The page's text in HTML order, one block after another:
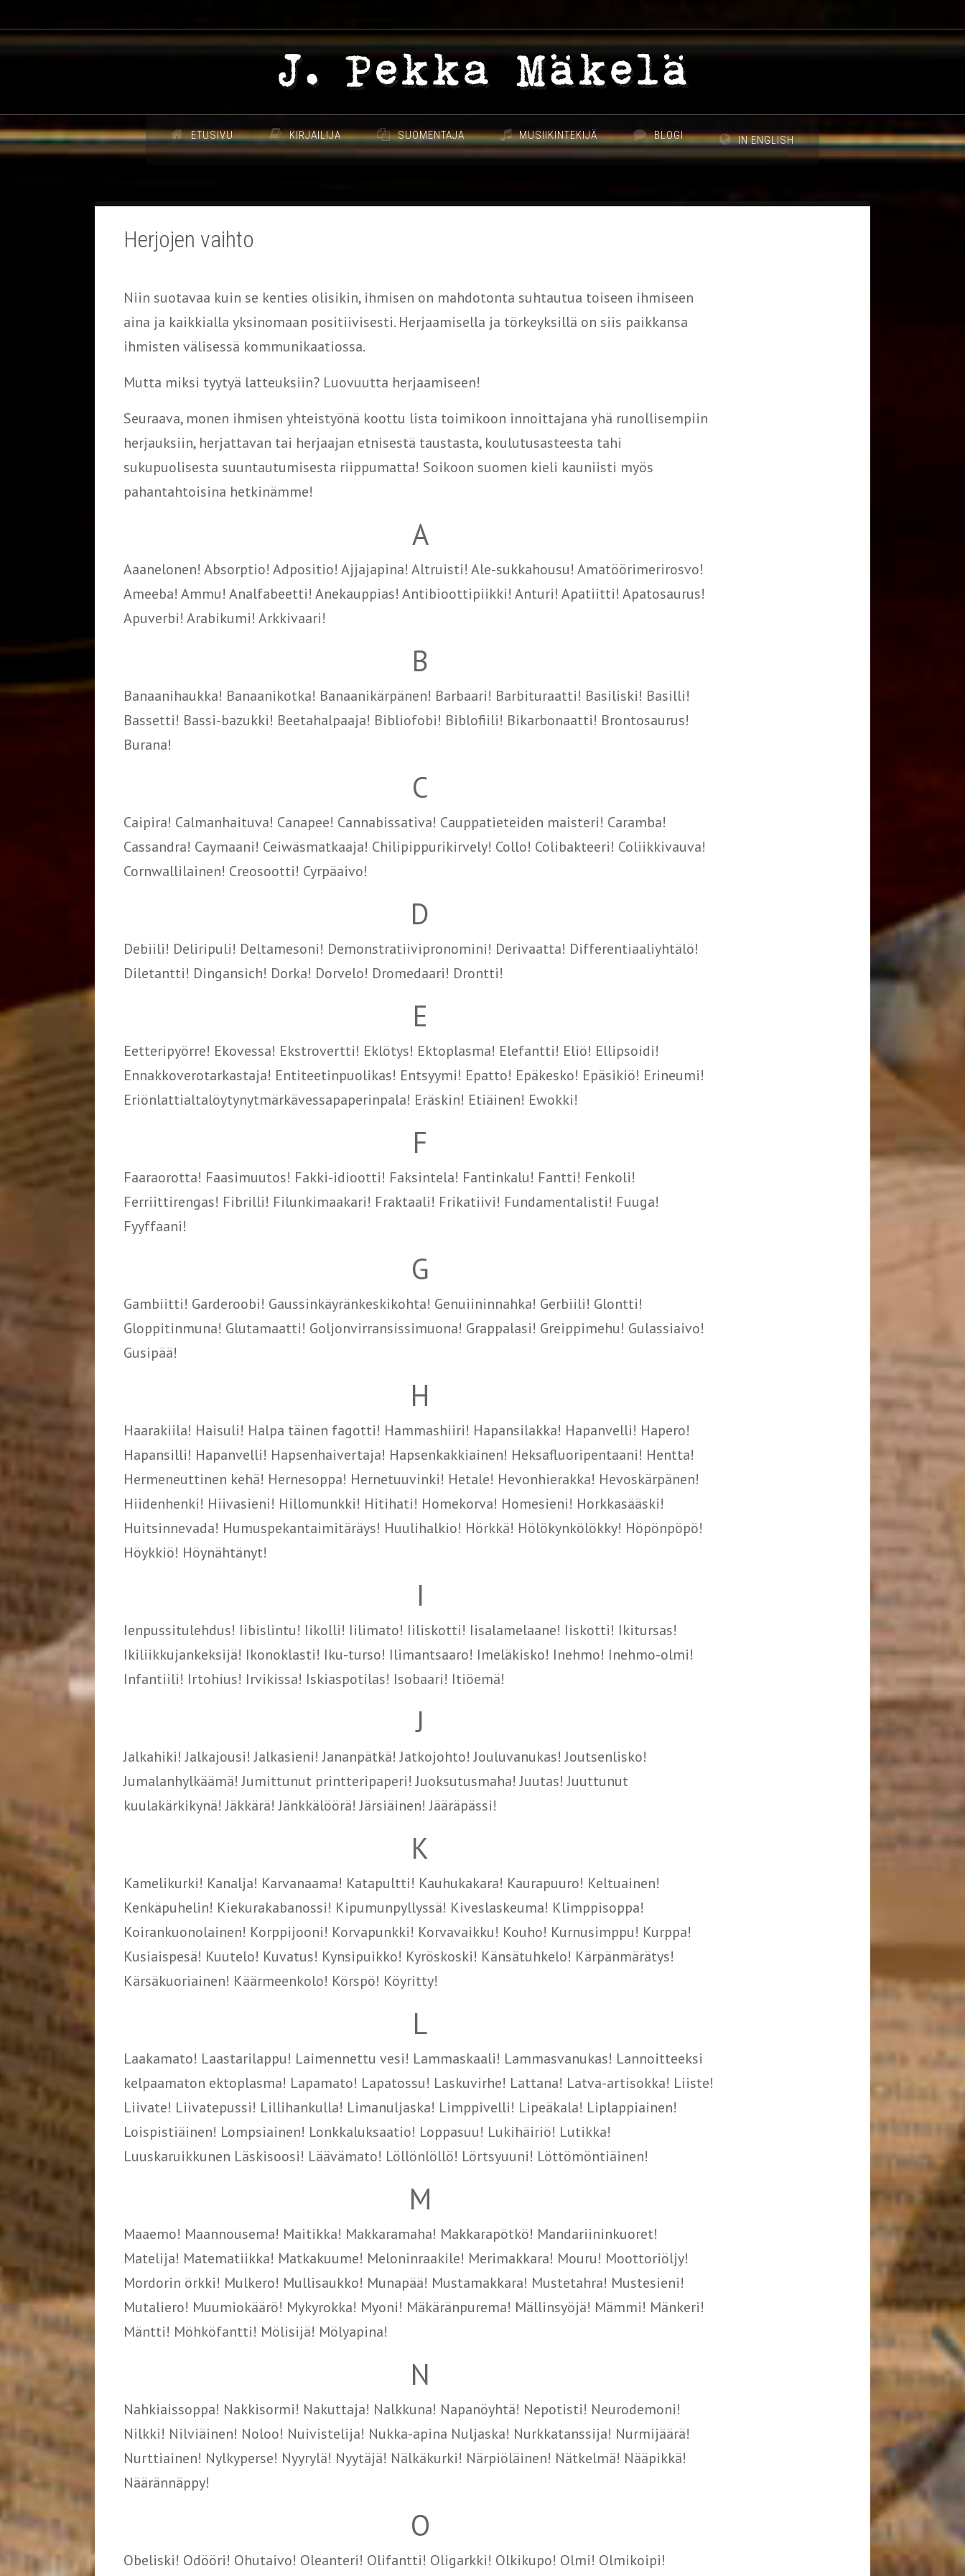
ETUSIVU KIRJAILIJA SUOMENTAJA MUSIIKINTEKIJÄ BLOGI IN ENGLISH
Herjojen vaihto
Niin suotavaa kuin se kenties olisikin, ihmisen on mahdotonta suhtautua toiseen ihmiseen
aina ja kaikkialla yksinomaan positiivisesti. Herjaamisella ja törkeyksillä on siis paikkansa
ihmisten välisessä kommunikaatiossa.
Mutta miksi tyytyä latteuksiin? Luovuutta herjaamiseen!
Seuraava, monen ihmisen yhteistyönä koottu lista toimikoon innoittajana yhä runollisempiin
herjauksiin, herjattavan tai herjaajan etnisestä taustasta, koulutusasteesta tahi
sukupuolisesta suuntautumisesta riippumatta! Soikoon suomen kieli kauniisti myös
pahantahtoisina hetkinämme!
A
Aaanelonen! Absorptio! Adpositio! Ajjajapina! Altruisti! Ale-sukkahousu! Amatöörimerirosvo!
Ameeba! Ammu! Analfabeetti! Anekauppias! Antibioottipiikki! Anturi! Apatiitti! Apatosaurus!
Apuverbi! Arabikumi! Arkkivaari!
B
Banaanihaukka! Banaanikotka! Banaanikärpänen! Barbaari! Barbituraatti! Basiliski! Basilli!
Bassetti! Bassi-bazukki! Beetahalpaaja! Bibliofobi! Biblofiili! Bikarbonaatti! Brontosaurus!
Burana!
C
Caipira! Calmanhaituva! Canapee! Cannabissativa! Cauppatieteiden maisteri! Caramba!
Cassandra! Caymaani! Ceiwäsmatkaaja! Chilipippurikirvely! Collo! Colibakteeri! Coliikkivauva!
Cornwallilainen! Creosootti! Cyrpäaivo!
D
Debiili! Deliripuli! Deltamesoni! Demonstratiivipronomini! Derivaatta! Differentiaaliyhtälö!
Diletantti! Dingansich! Dorka! Dorvelo! Dromedaari! Drontti!
E
Eetteripyörre! Ekovessa! Ekstrovertti! Eklötys! Ektoplasma! Elefantti! Eliö! Ellipsoidi!
Ennakkoverotarkastaja! Entiteetinpuolikas! Entsyymi! Epatto! Epäkesko! Epäsikiö! Erineumi!
Eriönlattialtalöytynytmärkävessapaperinpala! Eräskin! Etiäinen! Ewokki!
F
Faaraorotta! Faasimuutos! Fakki-idiootti! Faksintela! Fantinkalu! Fantti! Fenkoli!
Ferriittirengas! Fibrilli! Filunkimaakari! Fraktaali! Frikatiivi! Fundamentalisti! Fuuga!
Fyyffaani!
G
Gambiitti! Garderoobi! Gaussinkäyränkeskikohta! Genuiininnahka! Gerbiili! Glontti!
Gloppitinmuna! Glutamaatti! Goljonvirransissimuona! Grappalasi! Greippimehu! Gulassiaivo!
Gusipää!
H
Haarakiila! Haisuli! Halpa täinen fagotti! Hammashiiri! Hapansilakka! Hapanvelli! Hapero!
Hapansilli! Hapanvelli! Hapsenhaivertaja! Hapsenkakkiainen! Heksafluoripentaani! Hentta!
Hermeneuttinen kehä! Hernesoppa! Hernetuuvinki! Hetale! Hevonhierakka! Hevoskärpänen!
Hiidenhenki! Hiivasieni! Hillomunkki! Hitihati! Homekorva! Homesieni! Horkkasääski!
Huitsinnevada! Humuspekantaimitäräys! Huulihalkio! Hörkkä! Hölökynkölökky! Höpönpöpö!
Höykkiö! Höynähtänyt!
I
Ienpussitulehdus! Iibislintu! Iikolli! Iilimato! Iiliskotti! Iisalamelaane! Iiskotti! Ikitursas!
Ikiliikkujankeksijä! Ikonoklasti! Iku-turso! Ilimantsaaro! Imeläkisko! Inehmo! Inehmo-olmi!
Infantiili! Irtohius! Irvikissa! Iskiaspotilas! Isobaari! Itiöemä!
J
Jalkahiki! Jalkajousi! Jalkasieni! Jananpätkä! Jatkojohto! Jouluvanukas! Joutsenlisko!
Jumalanhylkäämä! Jumittunut printteripaperi! Juoksutusmaha! Juutas! Juuttunut
kuulakärkikynä! Jäkkärä! Jänkkälöörä! Järsiäinen! Jääräpässi!
K
Kamelikurki! Kanalja! Karvanaama! Katapultti! Kauhukakara! Kaurapuuro! Keltuainen!
Kenkäpuhelin! Kiekurakabanossi! Kipumunpyllyssä! Kiveslaskeuma! Klimppisoppa!
Koirankuonolainen! Korppijooni! Korvapunkki! Korvavaikku! Kouho! Kurnusimppu! Kurppa!
Kusiaispesä! Kuutelo! Kuvatus! Kynsipuikko! Kyröskoski! Känsätuhkelo! Kärpänmärätys!
Kärsäkuoriainen! Käärmeenkolo! Körspö! Köyritty!
L
Laakamato! Laastarilappu! Laimennettu vesi! Lammaskaali! Lammasvanukas! Lannoitteeksi
kelpaamaton ektoplasma! Lapamato! Lapatossu! Laskuvirhe! Lattana! Latva-artisokka! Liiste!
Liivate! Liivatepussi! Lillihankulla! Limanuljaska! Limppivelli! Lipeäkala! Liplappiainen!
Loispistiäinen! Lompsiainen! Lonkkaluksaatio! Loppasuu! Lukihäiriö! Lutikka!
Luuskaruikkunen Läskisoosi! Läävämato! Löllönlöllö! Lörtsyuuni! Löttömöntiäinen!
M
Maaemo! Maannousema! Maitikka! Makkaramaha! Makkarapötkö! Mandariininkuoret!
Matelija! Matematiikka! Matkakuume! Meloninraakile! Merimakkara! Mouru! Moottoriöljy!
Mordorin örkki! Mulkero! Mullisaukko! Munapää! Mustamakkara! Mustetahra! Mustesieni!
Mutaliero! Muumiokäärö! Mykyrokka! Myoni! Mäkäränpurema! Mällinsyöjä! Mämmi! Mänkeri!
Mäntti! Möhköfantti! Mölisijä! Mölyapina!
N
Nahkiaissoppa! Nakkisormi! Nakuttaja! Nalkkuna! Napanöyhtä! Nepotisti! Neurodemoni!
Nilkki! Nilviäinen! Noloo! Nuivistelija! Nukka-apina Nuljaska! Nurkkatanssija! Nurmijäärä!
Nurttiainen! Nylkyperse! Nyyrylä! Nyytäjä! Nälkäkurki! Närpiöläinen! Nätkelmä! Nääpikkä!
Näärännäppy!
O
Obeliski! Odööri! Ohutaivo! Oleanteri! Olifantti! Oligarkki! Olkikupo! Olmi! Olmikoipi!